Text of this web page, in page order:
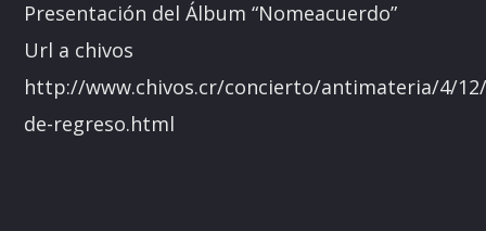
Presentación del Álbum “Nomeacuerdo”
Url a chivos
http://www.chivos.cr/concierto/antimateria/4/
de-regreso.html